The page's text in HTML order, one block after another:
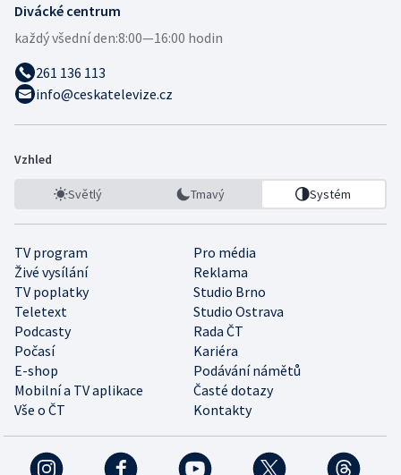
Divácké centrum
každý všední den:8:00—16:00 hodin
261 136 113
info@ceskatelevize.cz
Vzhled
Světlý Tmavý Systém
TV program
Pro média
Živé vysílání
Reklama
TV poplatky
Studio Brno
Teletext
Studio Ostrava
Podcasty
Rada ČT
Počasí
Kariéra
E-shop
Podávání námětů
Mobilní a TV aplikace
Časté dotazy
Vše o ČT
Kontakty